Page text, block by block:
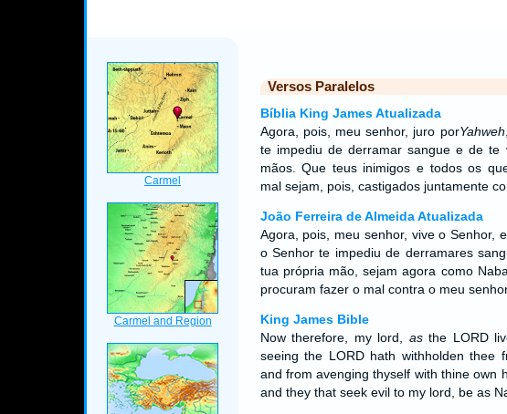
Versos Paralelos
Bíblia King James Atualizada
Agora, pois, meu senhor, juro porYahweh
te impediu de derramar sangue e de te
mãos. Que teus inimigos e todos os
mal sejam, pois, castigados juntamente
João Ferreira de Almeida Atualizada
Agora, pois, meu senhor, vive o Senhor,
o Senhor te impediu de derramares
tua própria mão, sejam agora como
procuram fazer o mal contra o meu
King James Bible
Now therefore, my lord, asthe LORD
seeing the LORD hath withholden thee
and from avenging thyself with thine own
and they that seek evil to my lord, be as